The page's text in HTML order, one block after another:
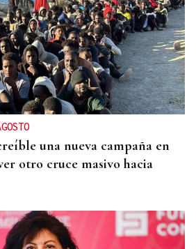
una nueva campaña en
otro cruce masivo hacia